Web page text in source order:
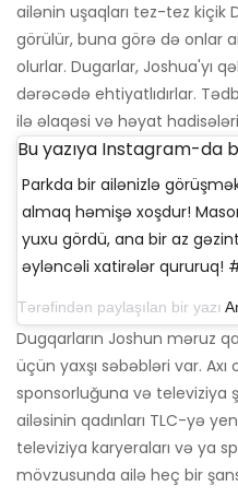
ailənin uşaqları tez-tez kiçik
görülür, buna görə də onlar
olurlar. Dugarlar, Joshua'yı
dərəcədə ehtiyatlıdırlar.
ilə əlaqəsi və həyat
Bu yazıya Instagram-da
Parkda bir ailənizlə
almaq həmişə xoşdur!
yuxu gördü, ana bir az
əyləncəli xatirələr qururuq!
Tərəfindən paylaşılan bir yazı
Dugqarların Joshun məruz
üçün yaxşı səbəbləri var.
sponsorluğuna və televiziya
ailəsinin qadınları TLC-yə
televiziya karyeraları və ya
mövzusunda ailə heç bir